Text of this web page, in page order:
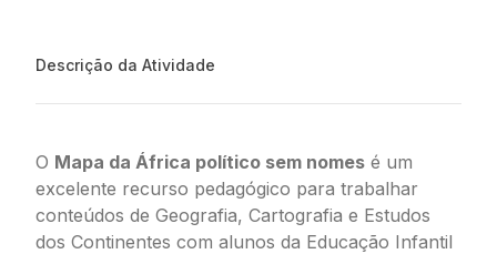
Descrição da Atividade
O Mapa da África político sem nomes é um
excelente recurso pedagógico para trabalhar
conteúdos de Geografia, Cartografia e Estudos
dos Continentes com alunos da Educação Infantil